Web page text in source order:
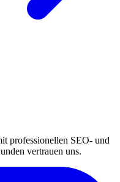
professionellen SEO- und
vertrauen uns.